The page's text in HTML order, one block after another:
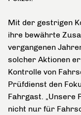
Mit der gestrigen
ihre bewährte
vergangenen
solcher Aktionen
Kontrolle von
Prüfdienst den
Fahrgast. „Unsere
nicht nur für